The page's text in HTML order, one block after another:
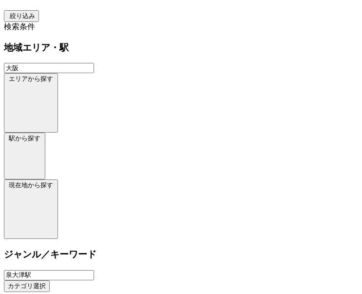
絞り込み
検索条件
地域エリア・駅
エリアから探す
駅から探す
現在地から探す
ジャンル／キーワード
カテゴリ選択